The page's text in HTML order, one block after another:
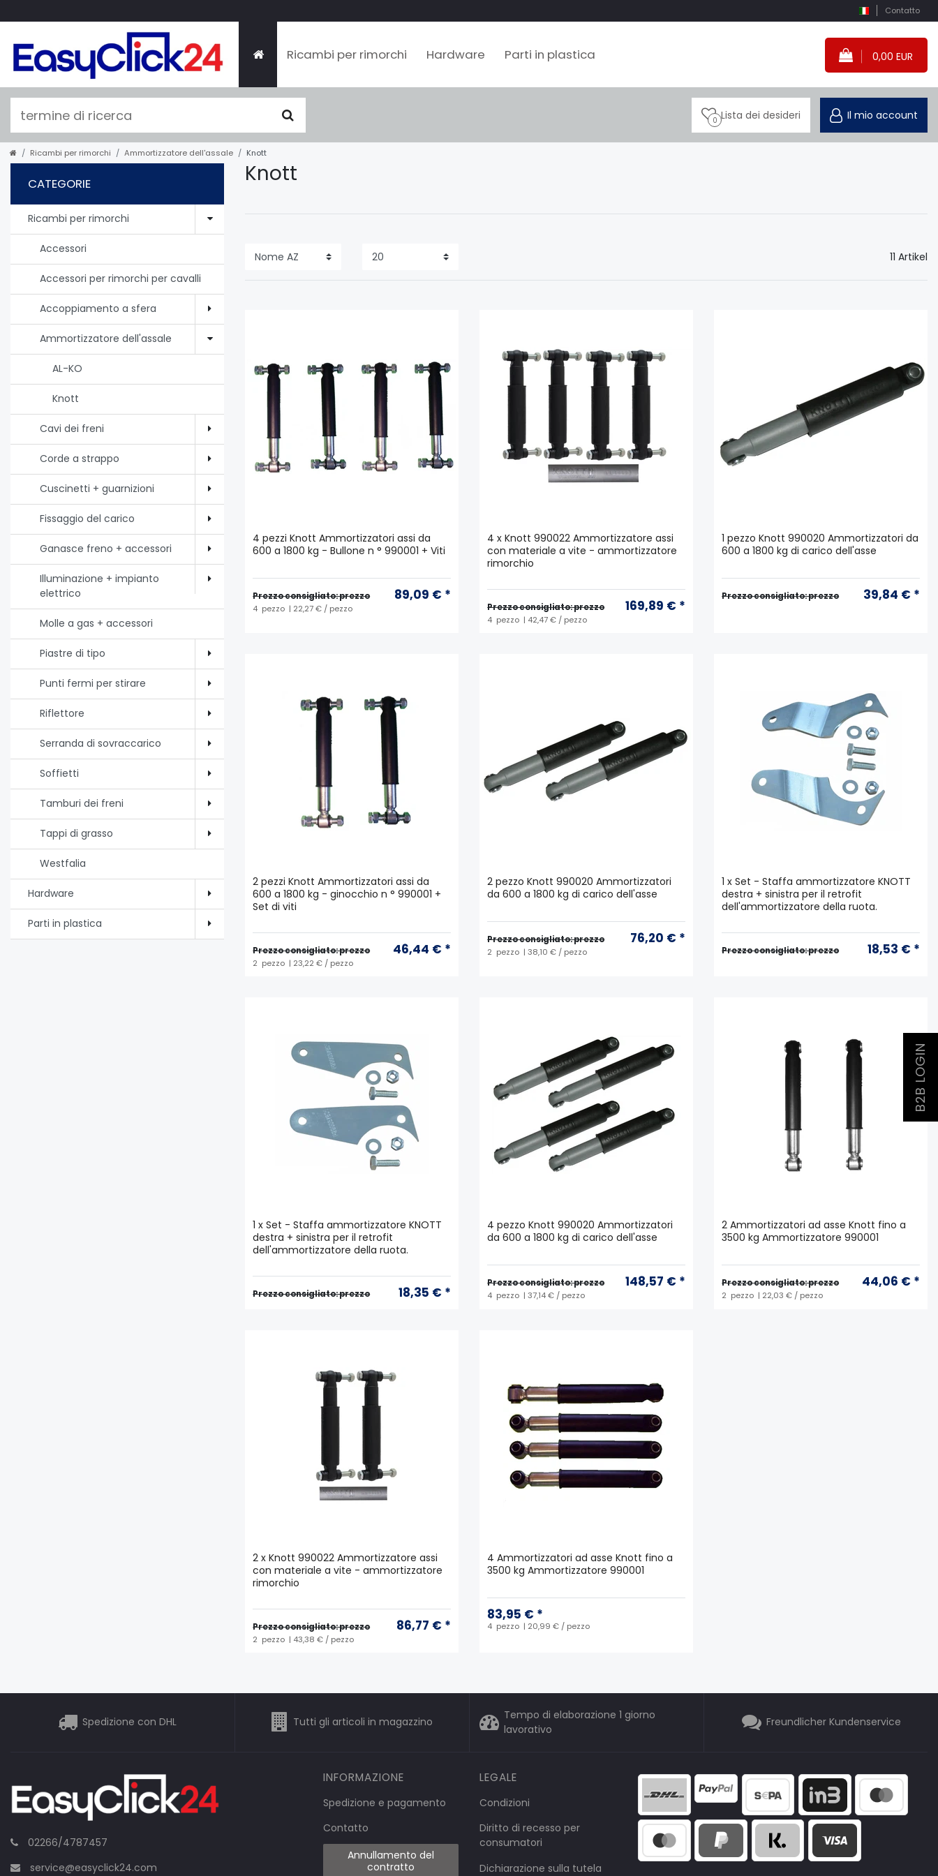
Contatto
Ricambi per rimorchi Hardware Parti in plastica 0,00 EUR
0 Lista dei desideri Il mio account
Ricambi per rimorchi Ammortizzatore dell'assale Knott
CATEGORIE
Ricambi per rimorchi
Accessori
Accessori per rimorchi per cavalli
Accoppiamento a sfera
Ammortizzatore dell'assale
AL-KO
Knott
Cavi dei freni
Corde a strappo
Cuscinetti + guarnizioni
Fissaggio del carico
Ganasce freno + accessori
Illuminazione + impianto
elettrico
Molle a gas + accessori
Piastre di tipo
Punti fermi per stirare
Riflettore
Serranda di sovraccarico
Soffietti
Tamburi dei freni
Tappi di grasso
Westfalia
Hardware
Parti in plastica
Knott
11 Artikel
4 pezzi Knott Ammortizzatori assi da
600 a 1800 kg - Bullone n ° 990001 + Viti
Prezzo consigliato: prezzo 89,09 € *
4 pezzo | 22,27 € / pezzo
4 x Knott 990022 Ammortizzatore assi
con materiale a vite - ammortizzatore
rimorchio
Prezzo consigliato: prezzo 169,89 € *
4 pezzo | 42,47 € / pezzo
1 pezzo Knott 990020 Ammortizzatori da
600 a 1800 kg di carico dell'asse
Prezzo consigliato: prezzo 39,84 € *
2 pezzi Knott Ammortizzatori assi da
600 a 1800 kg - ginocchio n ° 990001 +
Set di viti
Prezzo consigliato: prezzo 46,44 € *
2 pezzo | 23,22 € / pezzo
2 pezzo Knott 990020 Ammortizzatori
da 600 a 1800 kg di carico dell'asse
Prezzo consigliato: prezzo 76,20 € *
2 pezzo | 38,10 € / pezzo
1 x Set - Staffa ammortizzatore KNOTT
destra + sinistra per il retrofit
dell'ammortizzatore della ruota.
Prezzo consigliato: prezzo 18,53 € *
1 x Set - Staffa ammortizzatore KNOTT
destra + sinistra per il retrofit
dell'ammortizzatore della ruota.
Prezzo consigliato: prezzo 18,35 € *
4 pezzo Knott 990020 Ammortizzatori
da 600 a 1800 kg di carico dell'asse
Prezzo consigliato: prezzo 148,57 € *
4 pezzo | 37,14 € / pezzo
2 Ammortizzatori ad asse Knott fino a
3500 kg Ammortizzatore 990001
Prezzo consigliato: prezzo 44,06 € *
2 pezzo | 22,03 € / pezzo
2 x Knott 990022 Ammortizzatore assi
con materiale a vite - ammortizzatore
rimorchio
Prezzo consigliato: prezzo 86,77 € *
2 pezzo | 43,38 € / pezzo
4 Ammortizzatori ad asse Knott fino a
3500 kg Ammortizzatore 990001
83,95 € *
4 pezzo | 20,99 € / pezzo
Spedizione con DHL Tutti gli articoli in magazzino
Tempo di elaborazione 1 giorno
lavorativo
Freundlicher Kundenservice
02266/4787457
service@easyclick24.com
INFORMAZIONE
Spedizione e pagamento
Contatto
Annullamento del
contratto
LEGALE
Condizioni
Diritto di recesso per
consumatori
Dichiarazione sulla tutela
B2B LOGIN